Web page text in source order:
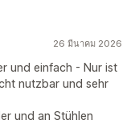
26 มีนาคม 2026
und einfach - Nur ist
nutzbar und sehr
und an Stühlen